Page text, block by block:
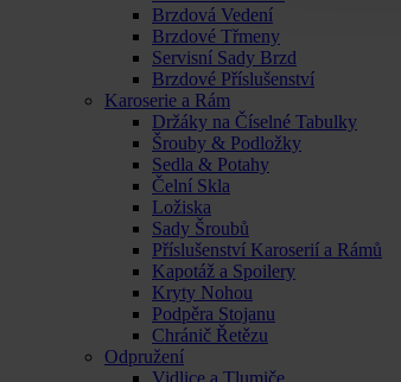
Brzdová Vedení
Brzdové Třmeny
Servisní Sady Brzd
Brzdové Příslušenství
Karoserie a Rám
Držáky na Číselné Tabulky
Šrouby & Podložky
Sedla & Potahy
Čelní Skla
Ložiska
Sady Šroubů
Příslušenství Karoserií a Rámů
Kapotáž a Spoilery
Kryty Nohou
Podpěra Stojanu
Chránič Řetězu
Odpružení
Vidlice a Tlumiče